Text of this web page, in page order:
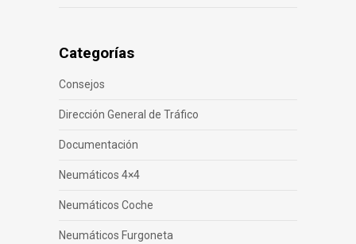
Categorías
Consejos
Dirección General de Tráfico
Documentación
Neumáticos 4×4
Neumáticos Coche
Neumáticos Furgoneta